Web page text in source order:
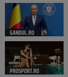
GANDUL.RO
PROSPORT.RO